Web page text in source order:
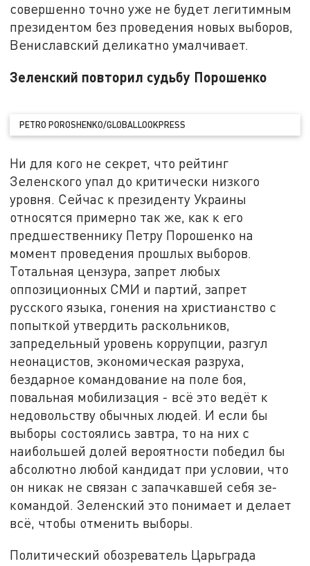
совершенно точно уже не будет легитимным
президентом без проведения новых выборов,
Вениславский деликатно умалчивает.
Зеленский повторил судьбу Порошенко
PETRO POROSHENKO/GLOBALLOOKPRESS
Ни для кого не секрет, что рейтинг
Зеленского упал до критически низкого
уровня. Сейчас к президенту Украины
относятся примерно так же, как к его
предшественнику Петру Порошенко на
момент проведения прошлых выборов.
Тотальная цензура, запрет любых
оппозиционных СМИ и партий, запрет
русского языка, гонения на христианство с
попыткой утвердить раскольников,
запредельный уровень коррупции, разгул
неонацистов, экономическая разруха,
бездарное командование на поле боя,
повальная мобилизация - всё это ведёт к
недовольству обычных людей. И если бы
выборы состоялись завтра, то на них с
наибольшей долей вероятности победил бы
абсолютно любой кандидат при условии, что
он никак не связан с запачкавшей себя зе-
командой. Зеленский это понимает и делает
всё, чтобы отменить выборы.
Политический обозреватель Царьграда